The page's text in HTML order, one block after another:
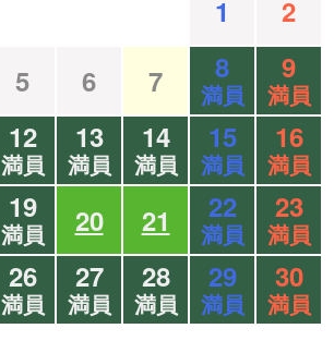
1
2
5 6 7 8
満員
9
満員
12
満員
13
満員
14
満員
15
満員
16
満員
19
満員 20 21 22
満員
23
満員
26
満員
27
満員
28
満員
29
満員
30
満員